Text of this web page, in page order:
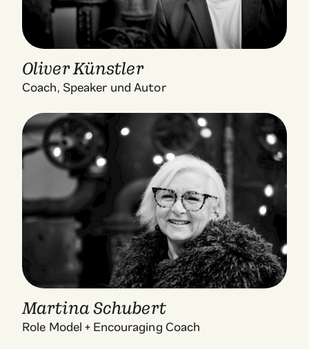
Oliver Künstler
Coach, Speaker und Autor
Martina Schubert
Role Model + Encouraging Coach